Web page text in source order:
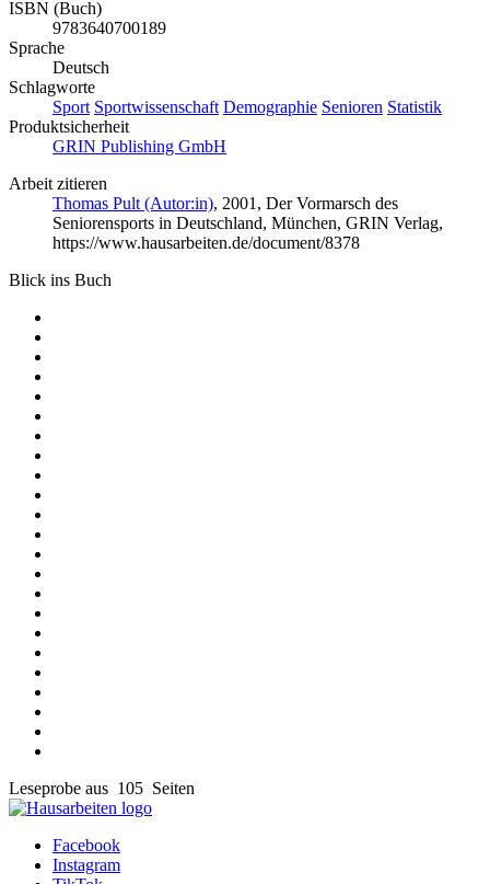
ISBN (Buch)
9783640700189
Sprache
Deutsch
Schlagworte
Sport Sportwissenschaft Demographie Senioren Statistik
Produktsicherheit
GRIN Publishing GmbH
Arbeit zitieren
Thomas Pult (Autor:in), 2001, Der Vormarsch des
Seniorensports in Deutschland, München, GRIN Verlag,
https://www.hausarbeiten.de/document/8378
Blick ins Buch
Leseprobe aus 105 Seiten
Facebook
Instagram